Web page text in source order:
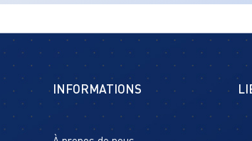
INFORMATIONS